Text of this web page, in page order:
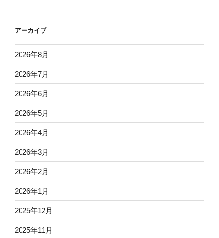
アーカイブ
2026年8月
2026年7月
2026年6月
2026年5月
2026年4月
2026年3月
2026年2月
2026年1月
2025年12月
2025年11月